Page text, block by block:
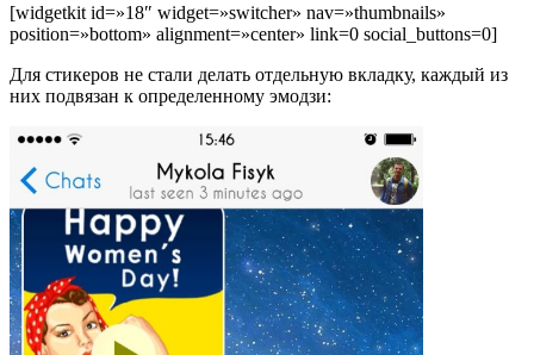
[widgetkit id=»18″ widget=»switcher» nav=»thumbnails»
position=»bottom» alignment=»center» link=0 social_buttons=0]
Для стикеров не стали делать отдельную вкладку, каждый из
них подвязан к определенному эмодзи: